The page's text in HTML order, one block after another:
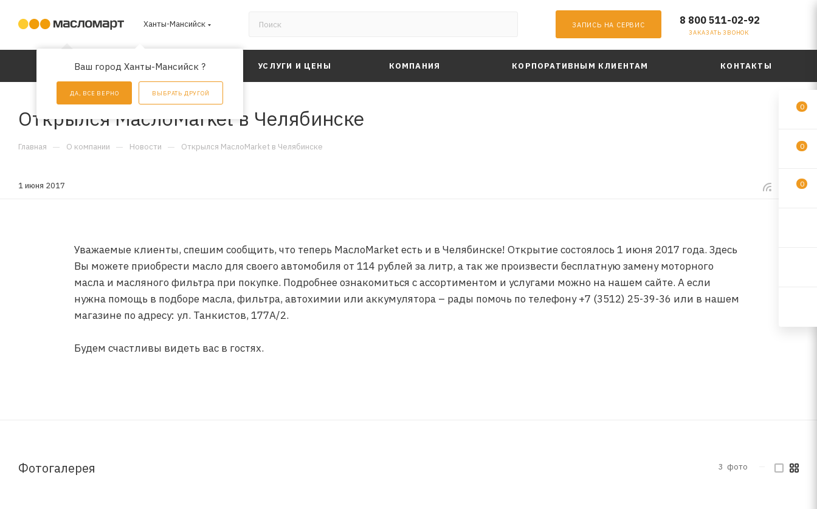
Ханты-Мансийск
Ваш город Ханты-Мансийск ?
ДА, ВСЕ ВЕРНО ВЫБРАТЬ ДРУГОЙ
ЗАПИСЬ НА СЕРВИС 8 800 511-02-92
ЗАКАЗАТЬ ЗВОНОК
КАТАЛОГ АКЦИИ УСЛУГИ И ЦЕНЫ КОМПАНИЯ КОРПОРАТИВНЫМ КЛИЕНТАМ КОНТАКТЫ
Открылся МаслоMarket в Челябинске
Главная — О компании — Новости — Открылся МаслоMarket в Челябинске
1 июня 2017
Уважаемые клиенты, спешим сообщить, что теперь МаслоMarket есть и в Челябинске! Открытие состоялось 1 июня 2017 года. Здесь
Вы можете приобрести масло для своего автомобиля от 114 рублей за литр, а так же произвести бесплатную замену моторного
масла и масляного фильтра при покупке. Подробнее ознакомиться с ассортиментом и услугами можно на нашем сайте. А если
нужна помощь в подборе масла, фильтра, автохимии или аккумулятора – рады помочь по телефону +7 (3512) 25-39-36 или в нашем
магазине по адресу: ул. Танкистов, 177А/2.
Будем счастливы видеть вас в гостях.
Фотогалерея 3 фото
0
0
0